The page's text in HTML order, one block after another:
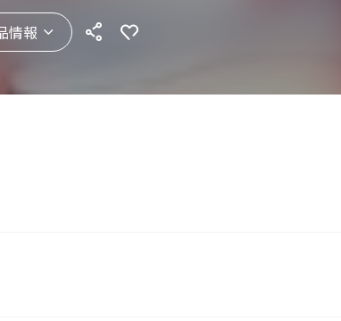
情報